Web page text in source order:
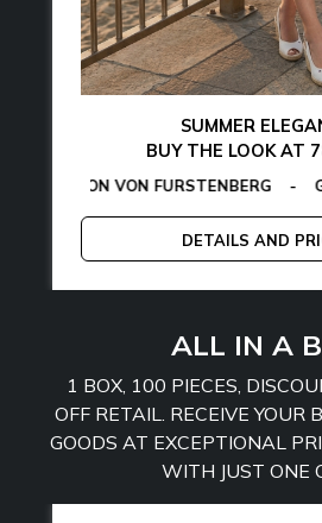
LAMARTHE - MANGANO
SUMMER
BUY THE LOOK AT
VON FURSTENBERG - GUESS -
DETAILS AND
ALL IN A
1 BOX, 100 PIECES,
OFF RETAIL. RECEIVE YOUR
GOODS AT EXCEPTIONAL
WITH JUST ONE